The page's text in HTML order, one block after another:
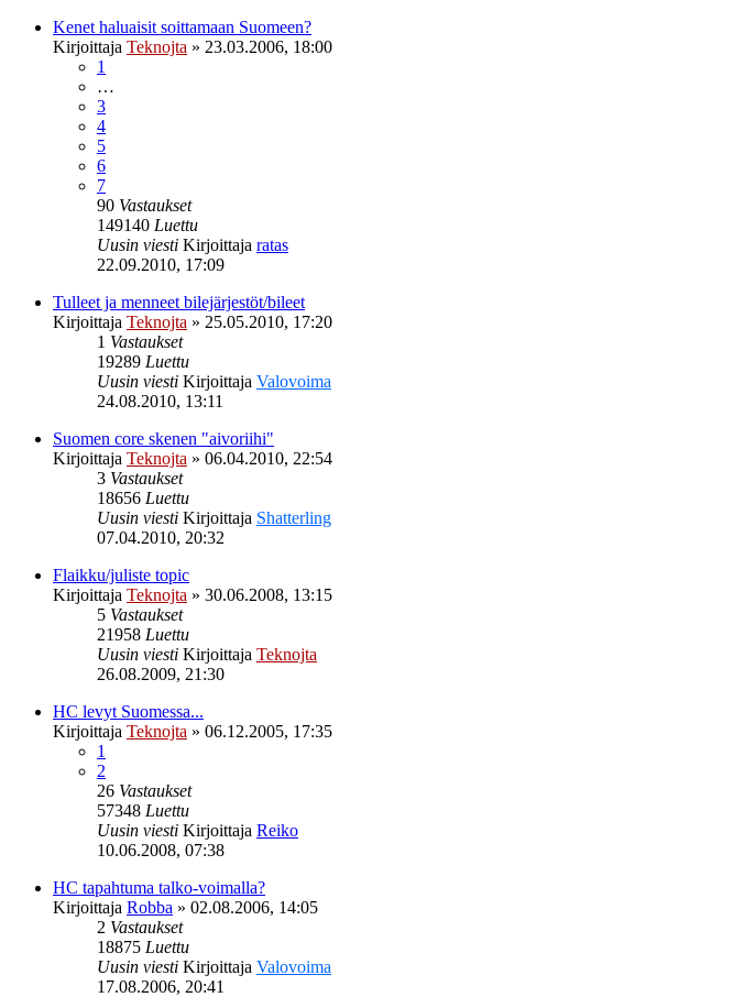
Kenet haluaisit soittamaan Suomeen?
Kirjoittaja Teknojta » 23.03.2006, 18:00
1
…
3
4
5
6
7
90 Vastaukset
149140 Luettu
Uusin viesti Kirjoittaja ratas
22.09.2010, 17:09
Tulleet ja menneet bilejärjestöt/bileet
Kirjoittaja Teknojta » 25.05.2010, 17:20
1 Vastaukset
19289 Luettu
Uusin viesti Kirjoittaja Valovoima
24.08.2010, 13:11
Suomen core skenen "aivoriihi"
Kirjoittaja Teknojta » 06.04.2010, 22:54
3 Vastaukset
18656 Luettu
Uusin viesti Kirjoittaja Shatterling
07.04.2010, 20:32
Flaikku/juliste topic
Kirjoittaja Teknojta » 30.06.2008, 13:15
5 Vastaukset
21958 Luettu
Uusin viesti Kirjoittaja Teknojta
26.08.2009, 21:30
HC levyt Suomessa...
Kirjoittaja Teknojta » 06.12.2005, 17:35
1
2
26 Vastaukset
57348 Luettu
Uusin viesti Kirjoittaja Reiko
10.06.2008, 07:38
HC tapahtuma talko-voimalla?
Kirjoittaja Robba » 02.08.2006, 14:05
2 Vastaukset
18875 Luettu
Uusin viesti Kirjoittaja Valovoima
17.08.2006, 20:41